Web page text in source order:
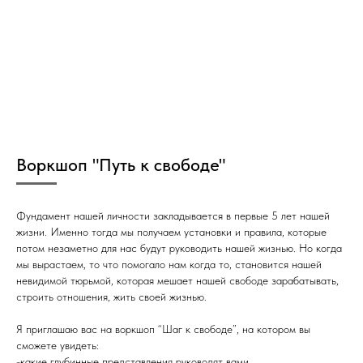
Воркшоп "Путь к свободе"
Фундамент нашей личности закладывается в первые 5 лет нашей
жизни. Именно тогда мы получаем установки и правила, которые
потом незаметно для нас будут руководить нашей жизнью. Но когда
мы вырастаем, то что помогало нам когда то, становится нашей
невидимой тюрьмой, которая мешает нашей свободе зарабатывать,
строить отношения, жить своей жизнью.
Я приглашаю вас на воркшоп “Шаг к свободе”, на котором вы
сможете увидеть: